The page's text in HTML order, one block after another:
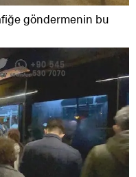
göndermenin bu